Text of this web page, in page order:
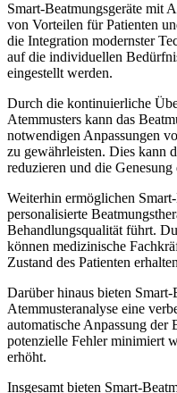
Smart-Beatmungsgeräte mit
von Vorteilen für Patienten
die Integration modernster
auf die individuellen
eingestellt werden.
Durch die kontinuierliche
Atemmusters kann das
notwendigen Anpassungen
zu gewährleisten. Dies kann
reduzieren und die
Weiterhin ermöglichen
personalisierte
Behandlungsqualität führt.
können medizinische
Zustand des Patienten
Darüber hinaus bieten
Atemmusteranalyse eine
automatische Anpassung der
potenzielle Fehler minimiert
erhöht.
Insgesamt bieten Smart-